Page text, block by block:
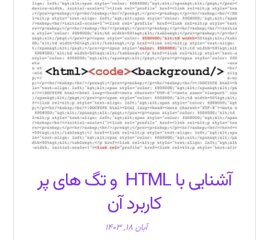
آشنایی با HTML و تگ های پر
کاربرد آن
آبان ۱۸, ۱۴۰۳